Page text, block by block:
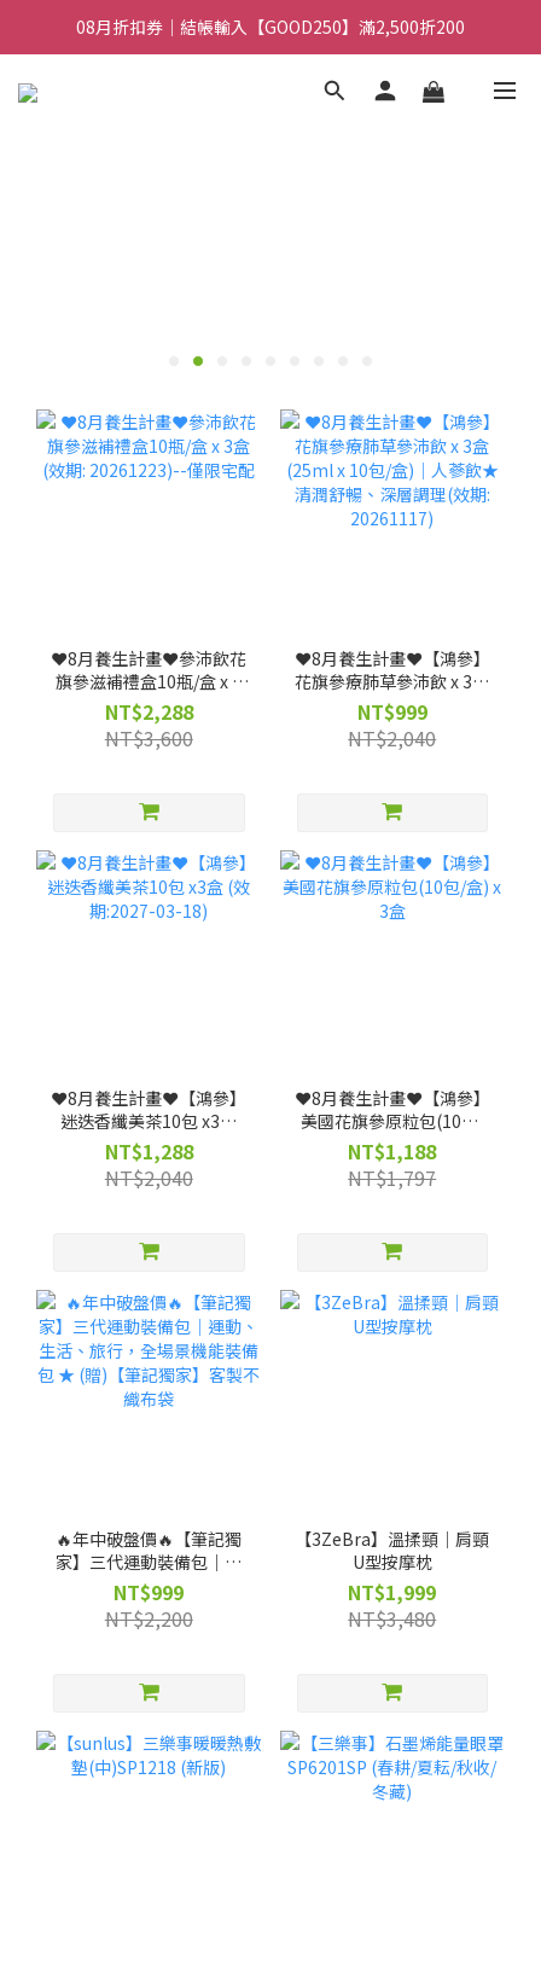
08月折扣券｜結帳輸入【GOOD100】滿1,900折100
08月折扣券｜結帳輸入【GOOD250】滿2,500折200
08月折扣券｜結帳輸入【GOOD100】滿1,900折100
❤️8月養生計畫❤️參沛飲花
旗參滋補禮盒10瓶/盒 x 3
盒 (效期: 20261223)--僅限
宅配
NT$2,288
NT$3,600
❤️8月養生計畫❤️【鴻參】
花旗參療肺草參沛飲 x 3盒
(25ml x 10包/盒)｜人蔘飲
★清潤舒暢、深層調理(效
期: 20261117)
NT$999
NT$2,040
❤️8月養生計畫❤️【鴻參】
迷迭香纖美茶10包 x3盒
(效期:2027-03-18)
NT$1,288
NT$2,040
❤️8月養生計畫❤️【鴻參】
美國花旗參原粒包(10包/
盒) x 3盒
NT$1,188
NT$1,797
🔥年中破盤價🔥【筆記獨
家】三代運動裝備包｜運
動、生活、旅行，全場景
機能裝備包 ★ (贈)【筆記
獨家】客製不織布袋
NT$999
NT$2,200
【3ZeBra】溫揉頸｜肩頸
U型按摩枕
NT$1,999
NT$3,480